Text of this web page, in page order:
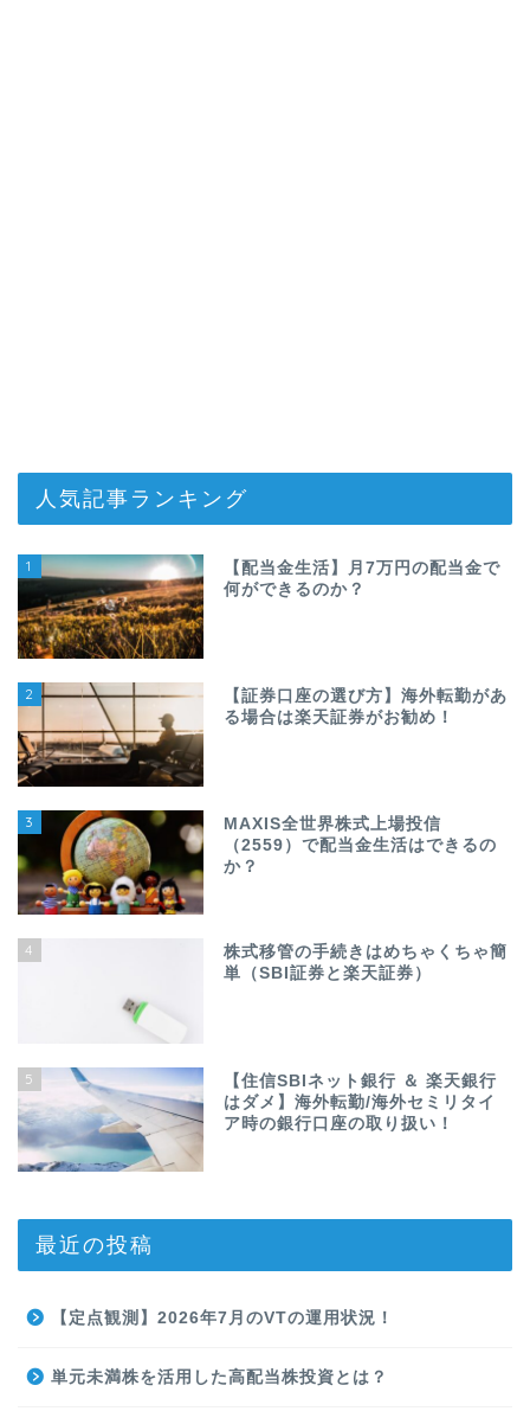
人気記事ランキング
1
【配当金生活】月7万円の配当金で
何ができるのか？
2
【証券口座の選び方】海外転勤があ
る場合は楽天証券がお勧め！
3
MAXIS全世界株式上場投信
（2559）で配当金生活はできるの
か？
4
株式移管の手続きはめちゃくちゃ簡
単（SBI証券と楽天証券）
5
【住信SBIネット銀行 ＆ 楽天銀行
はダメ】海外転勤/海外セミリタイ
ア時の銀行口座の取り扱い！
最近の投稿
【定点観測】2026年7月のVTの運用状況！
単元未満株を活用した高配当株投資とは？